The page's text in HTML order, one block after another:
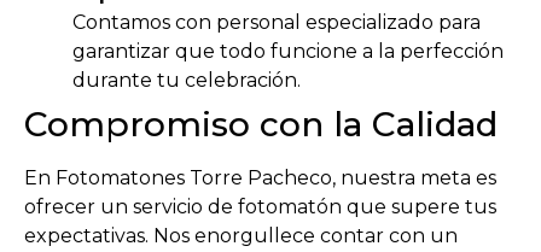
Contamos con personal especializado para
garantizar que todo funcione a la perfección
durante tu celebración.
Compromiso con la Calidad
En Fotomatones Torre Pacheco, nuestra meta es
ofrecer un servicio de fotomatón que supere tus
expectativas. Nos enorgullece contar con un